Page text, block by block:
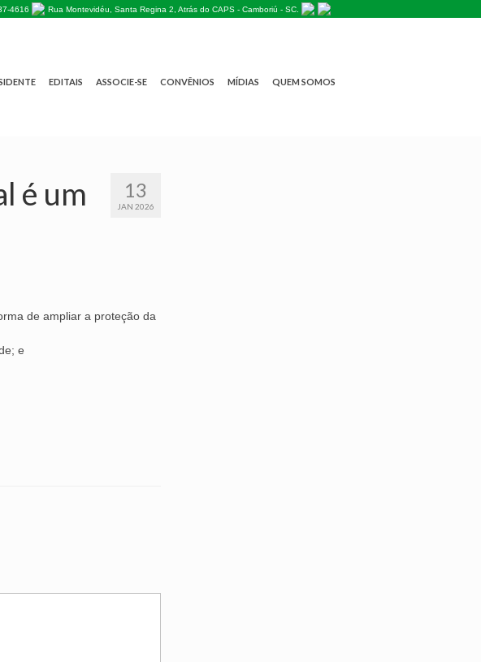
4616 Rua Montevidéu, Santa Regina 2, Atrás do CAPS - Camboriú - SC.
EDITAIS ASSOCIE-SE CONVÊNIOS MÍDIAS QUEM SOMOS
13
JAN 2026
é um
de ampliar a proteção da
e